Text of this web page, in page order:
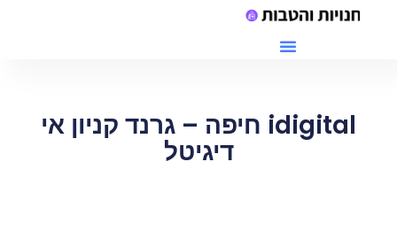
idigital חיפה – גרנד קניון אי
דיגיטל